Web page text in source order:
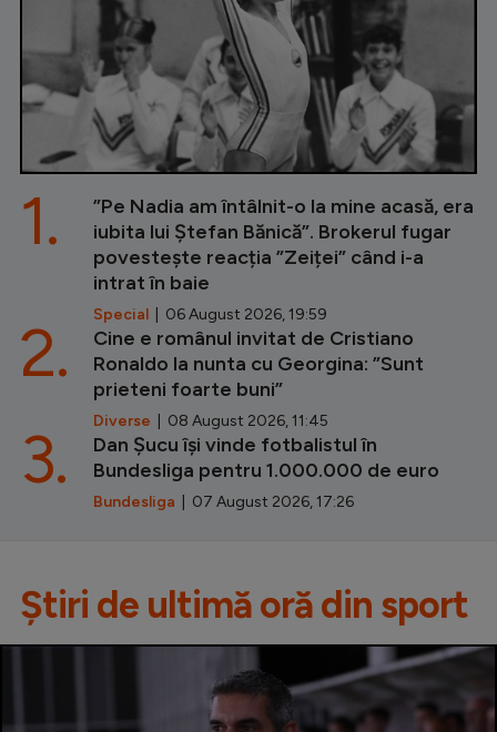
”Pe Nadia am întâlnit-o la mine acasă, era
iubita lui Ștefan Bănică”. Brokerul fugar
povestește reacția ”Zeiței” când i-a
intrat în baie
Special | 06 August 2026, 19:59
1.
Cine e românul invitat de Cristiano
Ronaldo la nunta cu Georgina: ”Sunt
prieteni foarte buni”
Diverse | 08 August 2026, 11:45
2.
Dan Șucu își vinde fotbalistul în
Bundesliga pentru 1.000.000 de euro
Bundesliga | 07 August 2026, 17:26
3.
Știri de ultimă oră din sport